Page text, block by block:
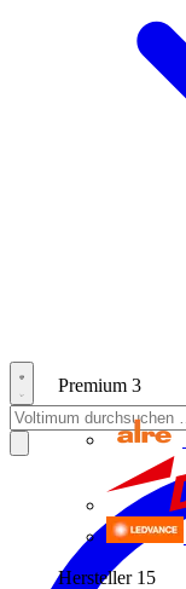
Premium 3
Hersteller 15